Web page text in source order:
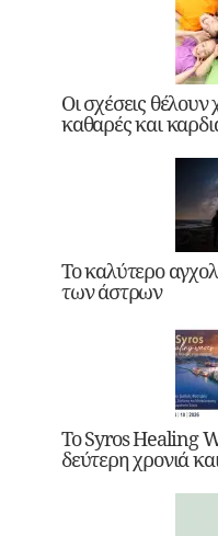
Οι σχέσεις θέλουν
καθαρές και
Το καλύτερο
των άστρων
Το Syros Healing
δεύτερη χρονιά